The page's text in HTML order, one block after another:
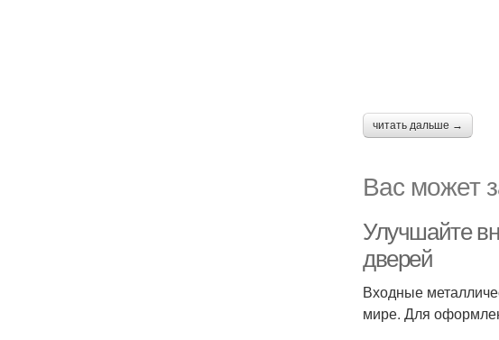
читать дальше →
Вас может
Улучшайте
дверей
Входные
мире. Для